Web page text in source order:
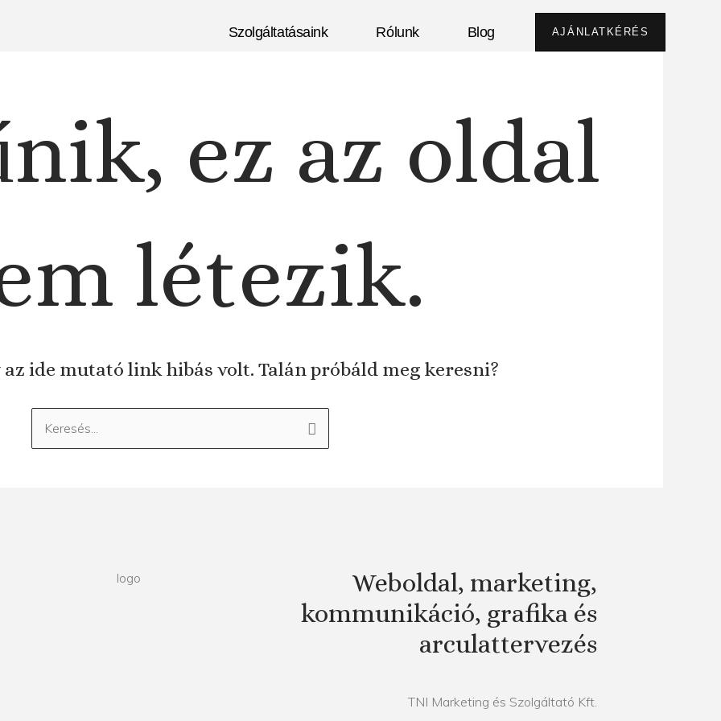
Szolgáltatásaink Rólunk Blog AJÁNLATKÉRÉS
ez az oldal
létezik.
ide mutató link hibás volt. Talán próbáld meg keresni?
Keresés:
Weboldal, marketing,
kommunikáció, grafika és
arculattervezés
TNI Marketing és Szolgáltató Kft.